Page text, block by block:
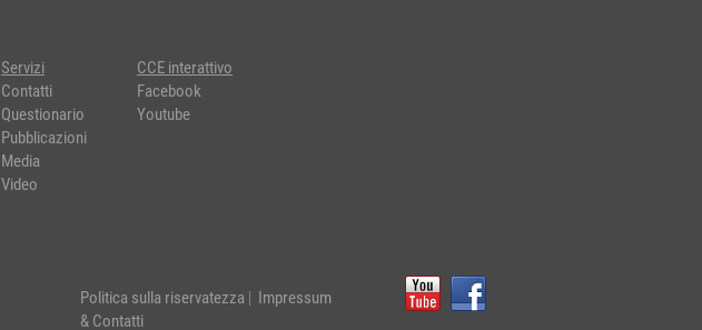
Servizi
Contatti
Questionario
Pubblicazioni
Media
Video
CCE interattivo
Facebook
Youtube
Politica sulla riservatezza| Impressum
& Contatti